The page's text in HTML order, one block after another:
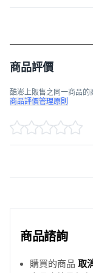
商品評價
酷澎上販售之同一商品的
商品評價管理原則
商品諮詢
購買的商品 取